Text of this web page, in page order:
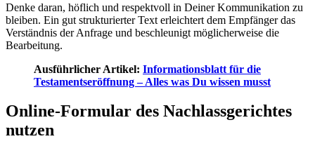
Denke daran, höflich und respektvoll in Deiner Kommunikation zu
bleiben. Ein gut strukturierter Text erleichtert dem Empfänger das
Verständnis der Anfrage und beschleunigt möglicherweise die
Bearbeitung.
Ausführlicher Artikel: Informationsblatt für die
Testamentseröffnung – Alles was Du wissen musst
Online-Formular des Nachlassgerichtes
nutzen